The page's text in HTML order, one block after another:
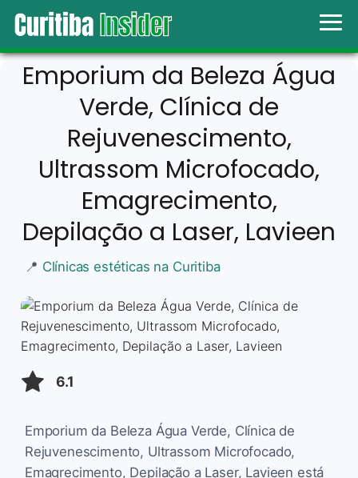
Emporium da Beleza Água
Verde, Clínica de
Rejuvenescimento,
Ultrassom Microfocado,
Emagrecimento,
Depilação a Laser, Lavieen
📍 Clínicas estéticas na Curitiba
6.1
Emporium da Beleza Água Verde, Clínica de
Rejuvenescimento, Ultrassom Microfocado,
Emagrecimento, Depilação a Laser, Lavieen está